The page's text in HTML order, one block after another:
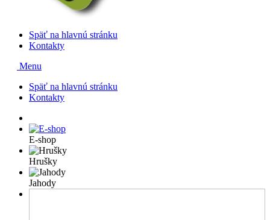
Späť na hlavnú stránku
Kontakty
Menu
Späť na hlavnú stránku
Kontakty
E-shop
Hrušky
Jahody